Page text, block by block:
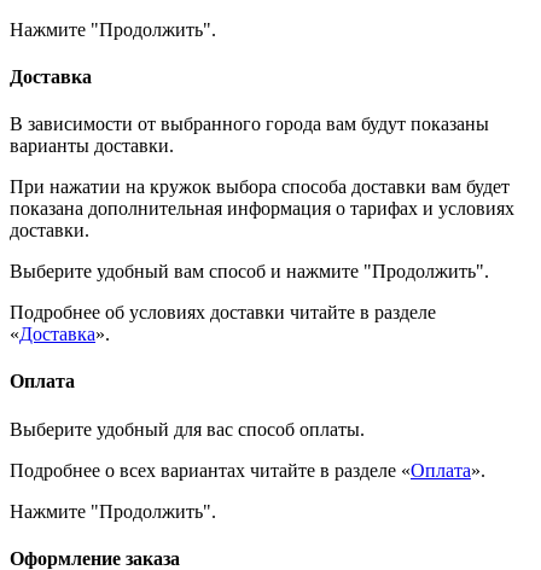
Нажмите "Продолжить".
Доставка
В зависимости от выбранного города вам будут показаны
варианты доставки.
При нажатии на кружок выбора способа доставки вам будет
показана дополнительная информация о тарифах и условиях
доставки.
Выберите удобный вам способ и нажмите "Продолжить".
Подробнее об условиях доставки читайте в разделе
«Доставка».
Оплата
Выберите удобный для вас способ оплаты.
Подробнее о всех вариантах читайте в разделе «Оплата».
Нажмите "Продолжить".
Оформление заказа